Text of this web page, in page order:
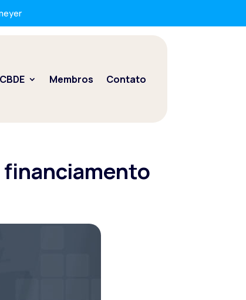
CBDE Membros Contato
financiamento